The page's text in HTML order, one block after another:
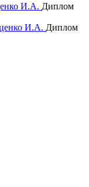
Диплом
Диплом